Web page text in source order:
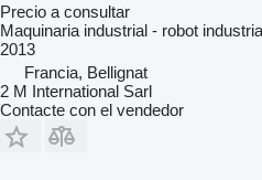
Precio a consultar
Maquinaria industrial - robot
2013
Francia, Bellignat
2 M International Sarl
Contacte con el vendedor